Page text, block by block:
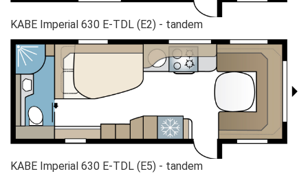
KABE Imperial 630 E-TDL (E2) - tandem
KABE Imperial 630 E-TDL (E5) - tandem